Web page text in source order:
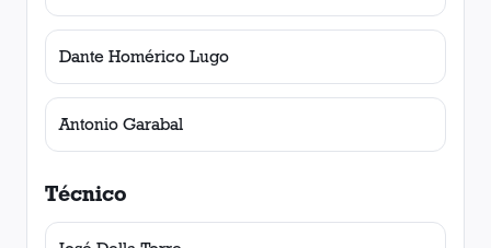
Dante Homérico Lugo
Antonio Garabal
Técnico